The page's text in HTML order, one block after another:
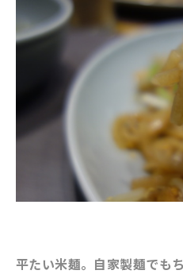
平たい米麺。自家製麺でも